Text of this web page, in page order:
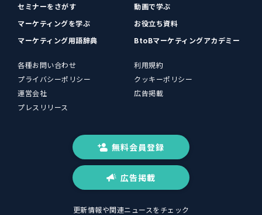
セミナーをさがす
動画で学ぶ
マーケティングを学ぶ
お役立ち資料
マーケティング用語辞典
BtoBマーケティングアカデミー
各種お問い合わせ
利用規約
プライバシーポリシー
クッキーポリシー
運営会社
広告掲載
プレスリリース
無料会員登録
広告掲載
更新情報や関連ニュースをチェック